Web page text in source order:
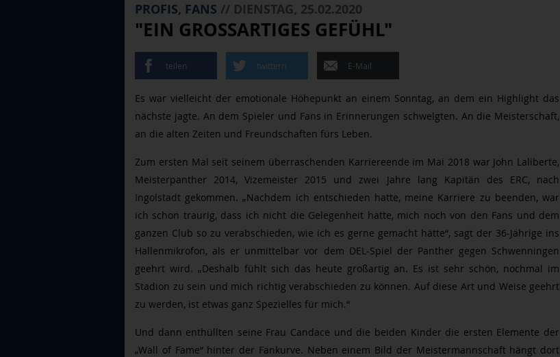
PROFIS, FANS // DIENSTAG, 25.02.2020
"EIN GROSSARTIGES GEFÜHL"
teilen twittern E-Mail
Es war vielleicht der emotionale Höhepunkt an einem Sonntag, an dem ein Highlight das
nächste jagte. An dem Spieler und Fans in Erinnerungen schwelgten. An die Meisterschaft,
an die alten Zeiten und Freundschaften fürs Leben.
Zum ersten Mal seit seinem überraschenden Karriereende im Mai 2018 war John Laliberte,
Meisterpanther 2014, Vizemeister 2015 und zwei Jahre lang Kapitän des ERC, nach
Ingolstadt gekommen. „Nachdem ich entschieden hatte, meine Karriere zu beenden, war
ich schon traurig, dass ich nicht die Gelegenheit hatte, mich noch von den Fans und dem
ganzen Club so zu verabschieden, wie ich es gerne gemacht hätte“, sagt der 36-Jährige ins
Hallenmikrofon, als er unmittelbar vor dem DEL-Spiel der Panther gegen Schwenningen
geehrt wird. „Deshalb fühlt sich das heute großartig an. Es ist sehr schön, nochmal im
Stadion zu sein und mich richtig verabschieden zu können. Auf diese Art und Weise geehrt
zu werden, ist etwas ganz Spezielles für mich.“
Und dann enthüllten seine Frau Candace und die beiden Kinder die ersten Elemente der
„Wall of Fame“ hinter der Fankurve. Neben einem Bild der Meistermannschaft hängt dort